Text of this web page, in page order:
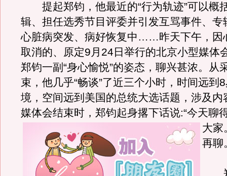
提起郑钧，他最近的“行为轨迹”可以概
辑、担任选秀节目评委并引发互骂事件、专
心脏病突发、病好恢复中……昨天下午，因
取消的、原定9月24日举行的北京小型媒体
郑钧一副“身心愉悦”的姿态，聊兴甚浓。从
束，他几乎“畅谈”了近三个小时，时间远到
境，空间远到美国的总统大选话题，涉及内
媒体会结束时，郑钧起身撂下话说:“今天聊
大家
再聊
郑